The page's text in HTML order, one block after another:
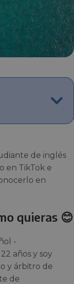
de inglés
en TikTok e
en
quieras 😊
-
años y soy
y árbitro de
de